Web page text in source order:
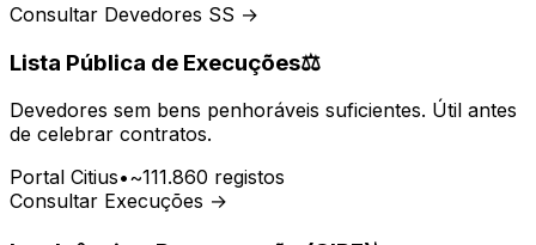
Consultar Devedores SS →
Lista Pública de Execuções⚖️
Devedores sem bens penhoráveis suficientes. Útil antes
de celebrar contratos.
Portal Citius•~111.860 registos
Consultar Execuções →